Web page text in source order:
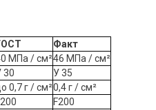
Факт
МПа / см²46 МПа / см²
30
У 35
0,7 г / см²0,4 г / см²
F200